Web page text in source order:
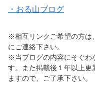
・おる山ブログ
※相互リンクご希望の方は、
にご連絡下さい。
※当ブログの内容にそぐわ
す。また掲載後１年以上更
ますので、ご了承下さい。